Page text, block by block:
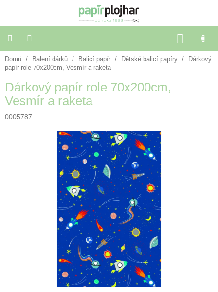
KOŠÍK
Balení
dárků
Dekorace
a
doplňky
Domů / Balení dárků / Balicí papír / Dětské balicí papíry /
Dárkový
papír role 70x200cm, Vesmír a raketa
Dárkový papír role 70x200cm,
Vesmír a raketa
0005787